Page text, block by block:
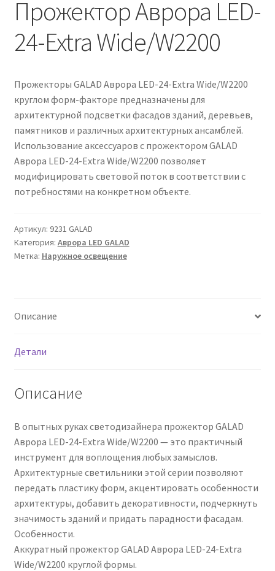
Отправить заявку
Политика конфиденциальности
Сертификаты
Таблица выбора вводного щитка
Прожектор Аврора LED-
24-Extra Wide/W2200
Прожекторы GALAD Аврора LED-24-Extra Wide/W2200
круглом форм-факторе предназначены для
архитектурной подсветки фасадов зданий, деревьев,
памятников и различных архитектурных ансамблей.
Использование аксессуаров с прожектором GALAD
Аврора LED-24-Extra Wide/W2200 позволяет
модифицировать световой поток в соответствии с
потребностями на конкретном объекте.
Артикул: 9231 GALAD
Категория: Аврора LED GALAD
Метка: Наружное освещение
Описание
Детали
Описание
В опытных руках светодизайнера прожектор GALAD
Аврора LED-24-Extra Wide/W2200 — это практичный
инструмент для воплощения любых замыслов.
Архитектурные светильники этой серии позволяют
передать пластику форм, акцентировать особенности
архитектуры, добавить декоративности, подчеркнуть
значимость зданий и придать парадности фасадам.
Особенности.
Аккуратный прожектор GALAD Аврора LED-24-Extra
Wide/W2200 круглой формы.